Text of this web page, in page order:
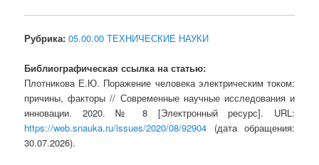
Рубрика: 05.00.00 ТЕХНИЧЕСКИЕ НАУКИ
Библиографическая ссылка на статью:
Плотникова Е.Ю. Поражение человека электрическим током:
причины, факторы // Современные научные исследования и
инновации. 2020. № 8 [Электронный ресурс]. URL:
https://web.snauka.ru/issues/2020/08/92904 (дата обращения:
30.07.2026).